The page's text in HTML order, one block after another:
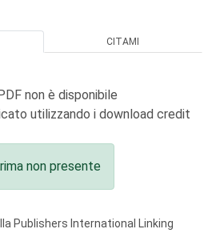
CITAMI
non è disponibile
utilizzando i download credit
non presente
Publishers International Linking